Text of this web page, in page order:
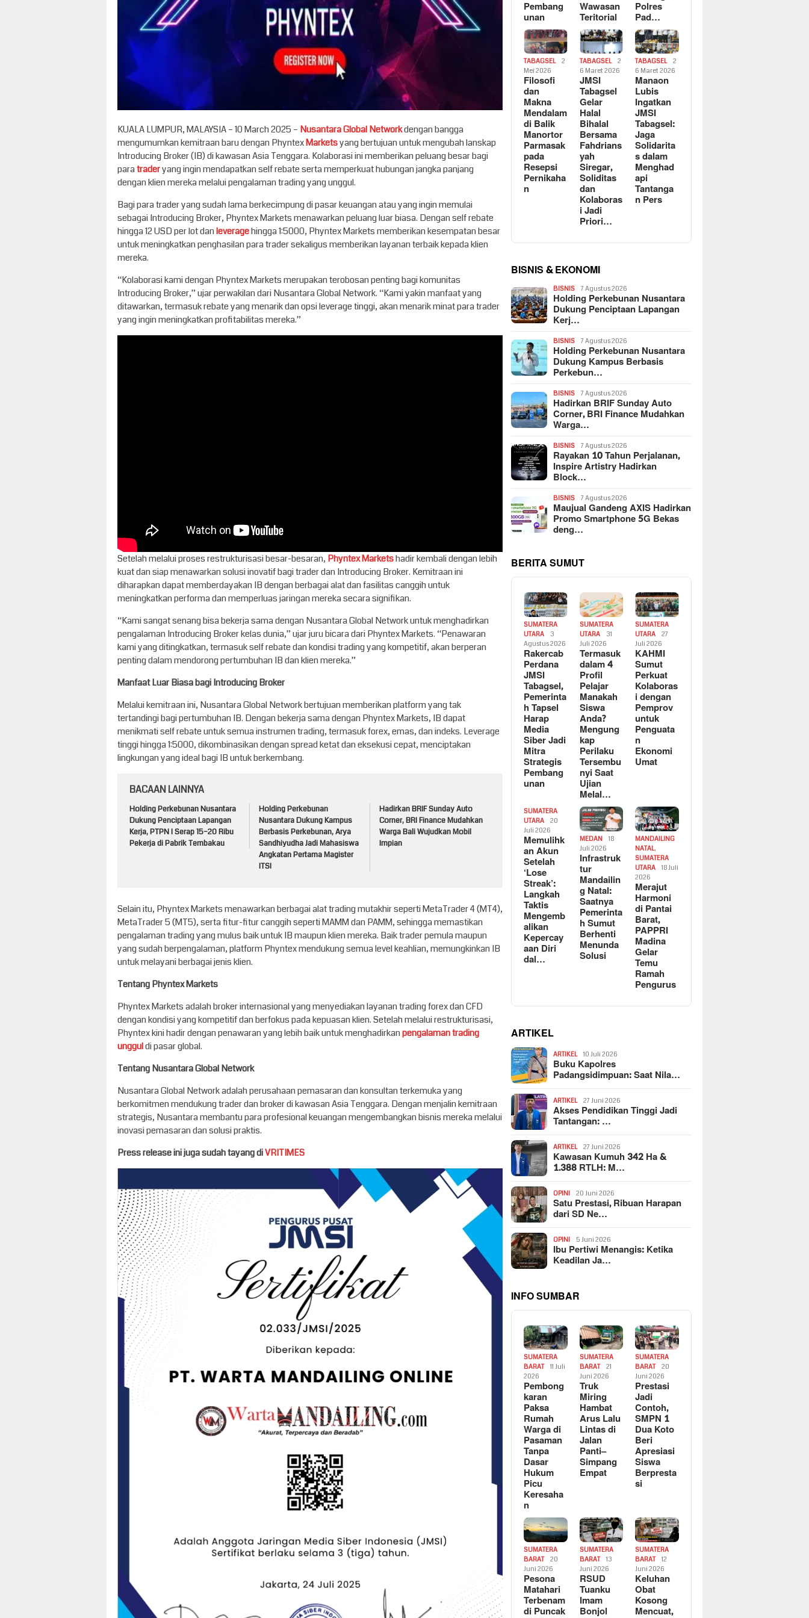
KUALA LUMPUR, MALAYSIA – 10 March 2025 – Nusantara Global Networkdengan bangga
mengumumkan kemitraan baru dengan PhyntexMarketsyang bertujuan untuk mengubah lanskap
Introducing Broker (IB) di kawasan Asia Tenggara. Kolaborasi ini memberikan peluang besar bagi
paratraderyang ingin mendapatkan self rebate serta memperkuat hubungan jangka panjang
dengan klien mereka melalui pengalaman trading yang unggul.
Bagi para trader yang sudah lama berkecimpung di pasar keuangan atau yang ingin memulai
sebagai Introducing Broker, Phyntex Markets menawarkan peluang luar biasa. Dengan self rebate
hingga 12 USD per lot danleveragehingga 1:5000, Phyntex Markets memberikan kesempatan besar
untuk meningkatkan penghasilan para trader sekaligus memberikan layanan terbaik kepada klien
mereka.
“Kolaborasi kami dengan Phyntex Markets merupakan terobosan penting bagi komunitas
Introducing Broker,” ujar perwakilan dari Nusantara Global Network. “Kami yakin manfaat yang
ditawarkan, termasuk rebate yang menarik dan opsi leverage tinggi, akan menarik minat para trader
yang ingin meningkatkan profitabilitas mereka.”
Setelah melalui proses restrukturisasi besar-besaran, Phyntex Marketshadir kembali dengan lebih
kuat dan siap menawarkan solusi inovatif bagi trader dan Introducing Broker. Kemitraan ini
diharapkan dapat memberdayakan IB dengan berbagai alat dan fasilitas canggih untuk
meningkatkan performa dan memperluas jaringan mereka secara signifikan.
“Kami sangat senang bisa bekerja sama dengan Nusantara Global Network untuk menghadirkan
pengalaman Introducing Broker kelas dunia,” ujar juru bicara dari Phyntex Markets. “Penawaran
kami yang ditingkatkan, termasuk self rebate dan kondisi trading yang kompetitif, akan berperan
penting dalam mendorong pertumbuhan IB dan klien mereka.”
Manfaat Luar Biasa bagi Introducing Broker
Melalui kemitraan ini, Nusantara Global Network bertujuan memberikan platform yang tak
tertandingi bagi pertumbuhan IB. Dengan bekerja sama dengan Phyntex Markets, IB dapat
menikmati self rebate untuk semua instrumen trading, termasuk forex, emas, dan indeks. Leverage
tinggi hingga 1:5000, dikombinasikan dengan spread ketat dan eksekusi cepat, menciptakan
lingkungan yang ideal bagi IB untuk berkembang.
BACAAN LAINNYA
Holding Perkebunan Nusantara
Dukung Penciptaan Lapangan
Kerja, PTPN I Serap 15–20 Ribu
Pekerja di Pabrik Tembakau
Holding Perkebunan
Nusantara Dukung Kampus
Berbasis Perkebunan, Arya
Sandhiyudha Jadi Mahasiswa
Angkatan Pertama Magister
ITSI
Hadirkan BRIF Sunday Auto
Corner, BRI Finance Mudahkan
Warga Bali Wujudkan Mobil
Impian
Selain itu, Phyntex Markets menawarkan berbagai alat trading mutakhir seperti MetaTrader 4 (MT4),
MetaTrader 5 (MT5), serta fitur-fitur canggih seperti MAMM dan PAMM, sehingga memastikan
pengalaman trading yang mulus baik untuk IB maupun klien mereka. Baik trader pemula maupun
yang sudah berpengalaman, platform Phyntex mendukung semua level keahlian, memungkinkan IB
untuk melayani berbagai jenis klien.
Tentang Phyntex Markets
Phyntex Markets adalah broker internasional yang menyediakan layanan trading forex dan CFD
dengan kondisi yang kompetitif dan berfokus pada kepuasan klien. Setelah melalui restrukturisasi,
Phyntex kini hadir dengan penawaran yang lebih baik untuk menghadirkanpengalaman trading
ungguldi pasar global.
Tentang Nusantara Global Network
Nusantara Global Network adalah perusahaan pemasaran dan konsultan terkemuka yang
berkomitmen mendukung trader dan broker di kawasan Asia Tenggara. Dengan menjalin kemitraan
strategis, Nusantara membantu para profesional keuangan mengembangkan bisnis mereka melalui
inovasi pemasaran dan solusi praktis.
Press release ini juga sudah tayang diVRITIMES
Pembang
unan
Wawasan
Teritorial
Polres
Pad…
TABAGSEL
2
Mei 2026
Filosofi
dan
Makna
Mendalam
di Balik
Manortor
Parmasak
pada
Resepsi
Pernikaha
n
TABAGSEL
2
6 Maret 2026
JMSI
Tabagsel
Gelar
Halal
Bihalal
Bersama
Fahdrians
yah
Siregar,
Soliditas
dan
Kolaboras
i Jadi
Priori…
TABAGSEL
2
6 Maret 2026
Manaon
Lubis
Ingatkan
JMSI
Tabagsel:
Jaga
Solidarita
s dalam
Menghad
api
Tantanga
n Pers
BISNIS & EKONOMI
BISNIS 7 Agustus 2026
Holding Perkebunan Nusantara
Dukung Penciptaan Lapangan
Kerj…
BISNIS 7 Agustus 2026
Holding Perkebunan Nusantara
Dukung Kampus Berbasis
Perkebun…
BISNIS 7 Agustus 2026
Hadirkan BRIF Sunday Auto
Corner, BRI Finance Mudahkan
Warga…
BISNIS 7 Agustus 2026
Rayakan 10 Tahun Perjalanan,
Inspire Artistry Hadirkan
Block…
BISNIS 7 Agustus 2026
Maujual Gandeng AXIS Hadirkan
Promo Smartphone 5G Bekas
deng…
BERITA SUMUT
SUMATERA
UTARA
3
Agustus 2026
Rakercab
Perdana
JMSI
Tabagsel,
Pemerinta
h Tapsel
Harap
Media
Siber Jadi
Mitra
Strategis
Pembang
unan
SUMATERA
UTARA
31
Juli 2026
Termasuk
dalam 4
Profil
Pelajar
Manakah
Siswa
Anda?
Mengung
kap
Perilaku
Tersembu
nyi Saat
Ujian
Melal…
SUMATERA
UTARA
27
Juli 2026
KAHMI
Sumut
Perkuat
Kolaboras
i dengan
Pemprov
untuk
Penguata
n
Ekonomi
Umat
SUMATERA
UTARA
20
Juli 2026
Memulihk
an Akun
Setelah
‘Lose
Streak’:
Langkah
Taktis
Mengemb
alikan
Kepercay
aan Diri
dal…
MEDAN
18
Juli 2026
Infrastruk
tur
Mandailin
g Natal:
Saatnya
Pemerinta
h Sumut
Berhenti
Menunda
Solusi
MANDAILING
NATAL,
SUMATERA
UTARA
18 Juli
2026
Merajut
Harmoni
di Pantai
Barat,
PAPPRI
Madina
Gelar
Temu
Ramah
Pengurus
ARTIKEL
ARTIKEL 10 Juli 2026
Buku Kapolres
Padangsidimpuan: Saat Nila…
ARTIKEL 27 Juni 2026
Akses Pendidikan Tinggi Jadi
Tantangan: …
ARTIKEL 27 Juni 2026
Kawasan Kumuh 342 Ha &
1.388 RTLH: M…
OPINI 20 Juni 2026
Satu Prestasi, Ribuan Harapan
dari SD Ne…
OPINI 5 Juni 2026
Ibu Pertiwi Menangis: Ketika
Keadilan Ja…
INFO SUMBAR
SUMATERA
BARAT
11 Juli
2026
Pembong
karan
Paksa
Rumah
Warga di
Pasaman
Tanpa
Dasar
Hukum
Picu
Keresaha
n
SUMATERA
BARAT
21
Juni 2026
Truk
Miring
Hambat
Arus Lalu
Lintas di
Jalan
Panti–
Simpang
Empat
SUMATERA
BARAT
20
Juni 2026
Prestasi
Jadi
Contoh,
SMPN 1
Dua Koto
Beri
Apresiasi
Siswa
Berpresta
si
SUMATERA
BARAT
20
Juni 2026
Pesona
Matahari
Terbenam
di Puncak
SUMATERA
BARAT
13
Juni 2026
RSUD
Tuanku
Imam
Bonjol
SUMATERA
BARAT
12
Juni 2026
Keluhan
Obat
Kosong
Mencuat,